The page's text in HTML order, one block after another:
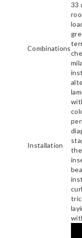
33
Combinations
Installation